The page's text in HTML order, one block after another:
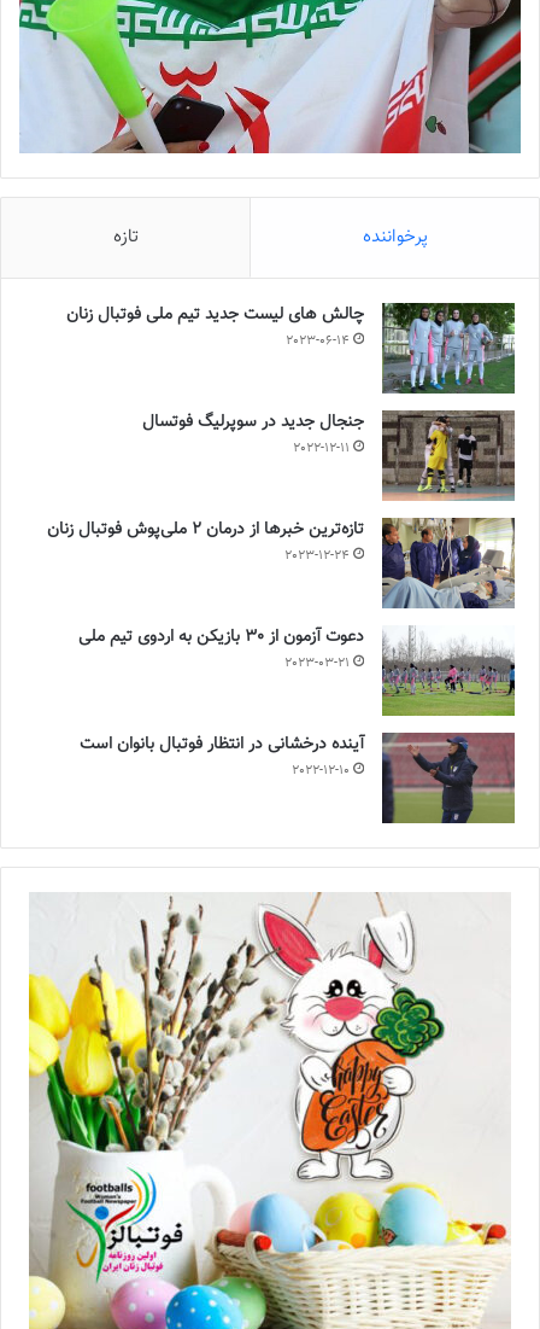
پرخواننده تازه
چالش هاى ليست جدید تيم ملى فوتبال زنان
2023-06-14
جنجال جدید در سوپرلیگ فوتسال
2022-12-11
تازه‌ترین خبرها از درمان ۲ ملی‌پوش فوتبال زنان
2023-12-24
دعوت آزمون از 30 بازیکن به اردوی تیم ملی
2023-03-21
آینده درخشانی در انتظار فوتبال بانوان است
2022-12-10